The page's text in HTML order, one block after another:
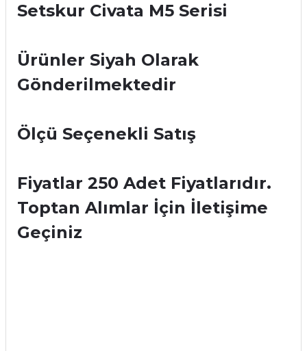
Setskur Civata M5 Serisi
Ürünler Siyah Olarak
Gönderilmektedir
Ölçü Seçenekli Satış
Fiyatlar 250 Adet Fiyatlarıdır.
Toptan Alımlar İçin İletişime
Geçiniz